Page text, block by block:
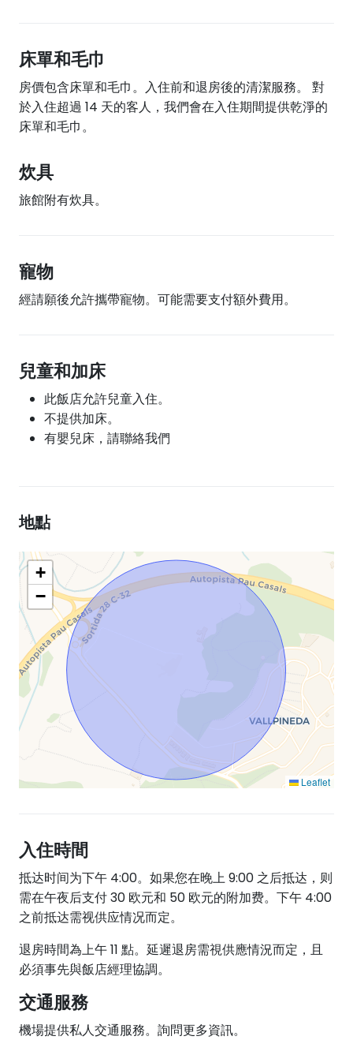
床單和毛巾
房價包含床單和毛巾。入住前和退房後的清潔服務。 對
於入住超過 14 天的客人，我們會在入住期間提供乾淨的
床單和毛巾。
炊具
旅館附有炊具。
寵物
經請願後允許攜帶寵物。可能需要支付額外費用。
兒童和加床
此飯店允許兒童入住。
不提供加床。
有嬰兒床，請聯絡我們
地點
+
−
Leaflet
入住時間
抵达时间为下午 4:00。如果您在晚上 9:00 之后抵达，则
需在午夜后支付 30 欧元和 50 欧元的附加费。下午 4:00
之前抵达需视供应情况而定。
退房時間為上午 11 點。延遲退房需視供應情況而定，且
必須事先與飯店經理協調。
交通服務
機場提供私人交通服務。詢問更多資訊。